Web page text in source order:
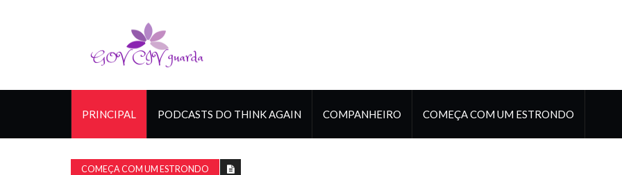
PRINCIPAL PODCASTS DO THINK AGAIN COMPANHEIRO COMEÇA COM UM ESTRONDO
COMEÇA COM UM ESTRONDO